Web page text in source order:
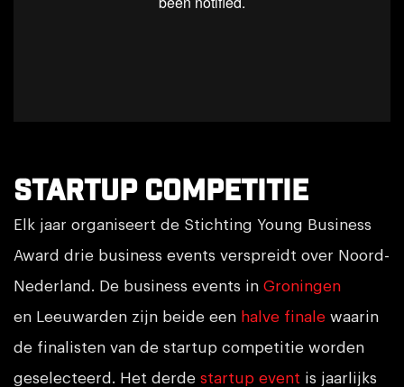
Startup competitie
Elk jaar organiseert de Stichting Young Business
Award drie business events verspreidt over Noord-
Nederland. De business events in Groningen
en Leeuwarden zijn beide een halve finale waarin
de finalisten van de startup competitie worden
geselecteerd. Het derde startup event is jaarlijks